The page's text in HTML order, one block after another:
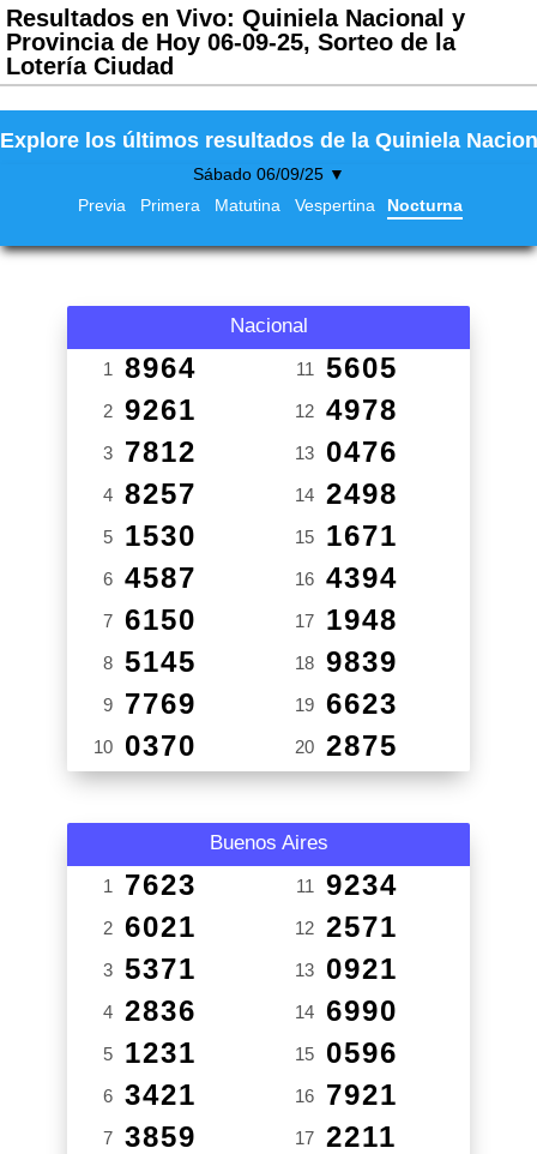
Resultados en Vivo: Quiniela Nacional y
Provincia de Hoy 06-09-25, Sorteo de la
Lotería Ciudad
Explore los últimos resultados de la Quiniela
Sábado 06/09/25 ▼
Previa
Primera Matutina Vespertina Nocturna
Nacional
1 8964
2 9261
3 7812
4 8257
5 1530
6 4587
7 6150
8 5145
9 7769
10 0370
11 5605
12 4978
13 0476
14 2498
15 1671
16 4394
17 1948
18 9839
19 6623
20 2875
Buenos Aires
1 7623
2 6021
3 5371
4 2836
5 1231
6 3421
7 3859
11 9234
12 2571
13 0921
14 6990
15 0596
16 7921
17 2211